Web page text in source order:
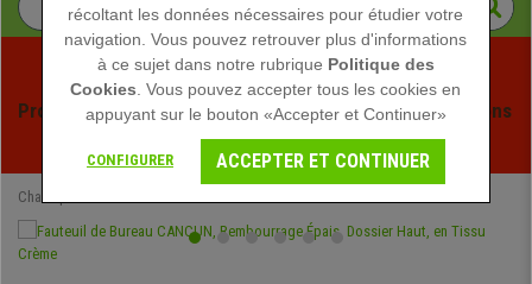
Profitez des soldes d'été chez Chaisepro ! Des réductions
exclusives pour une durée limitée - Voir l'offre
Chaisepro
récoltant les données nécessaires pour étudier votre
navigation. Vous pouvez retrouver plus d'informations
à ce sujet dans notre rubrique Politique des
Cookies . Vous pouvez accepter tous les cookies en
appuyant sur le bouton «Accepter et Continuer»
CONFIGURER ACCEPTER ET CONTINUER